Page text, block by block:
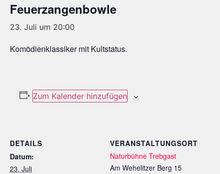
Feuerzangenbowle
23. Juli um 20:00
Komödienklassiker mit Kultstatus.
Zum Kalender hinzufügen
DETAILS
Datum:
23. Juli
VERANSTALTUNGSORT
Naturbühne Trebgast
Am Wehelitzer Berg 15